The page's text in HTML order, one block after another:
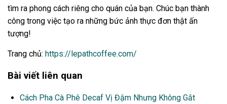
tìm ra phong cách riêng cho quán của bạn. Chúc bạn thành
công trong việc tạo ra những bức ảnh thực đơn thật ấn
tượng!
Trang chủ: https://lepathcoffee.com/
Bài viết liên quan
Cách Pha Cà Phê Decaf Vị Đậm Nhưng Không Gắt